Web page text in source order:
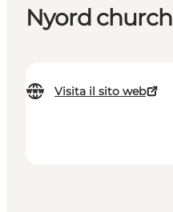
Nyord church
Visita il sito web